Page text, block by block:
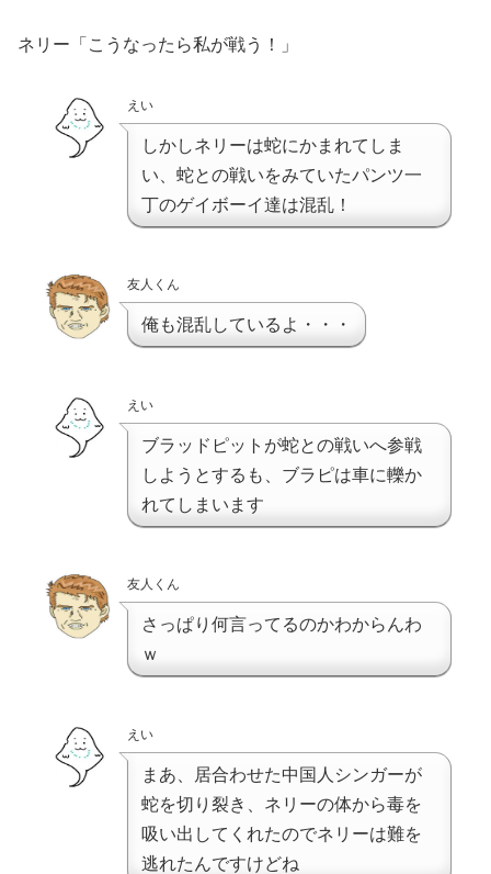
ネリー「こうなったら私が戦う！」
えい
しかしネリーは蛇にかまれてしま
い、蛇との戦いをみていたパンツ一
丁のゲイボーイ達は混乱！
友人くん
俺も混乱しているよ・・・
えい
ブラッドピットが蛇との戦いへ参戦
しようとするも、ブラピは車に轢か
れてしまいます
友人くん
さっぱり何言ってるのかわからんわ
ｗ
えい
まあ、居合わせた中国人シンガーが
蛇を切り裂き、ネリーの体から毒を
吸い出してくれたのでネリーは難を
逃れたんですけどね